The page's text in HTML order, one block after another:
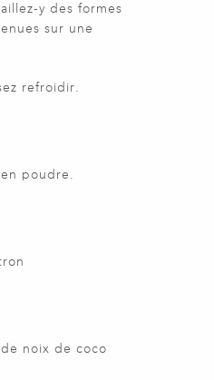
y des formes
sur une
refroidir.
poudre.
noix de coco